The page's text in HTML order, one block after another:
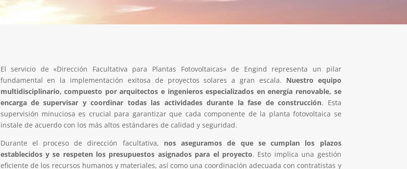
El servicio de «Dirección Facultativa para Plantas Fotovoltaicas» de Engind representa un pilar
fundamental en la implementación exitosa de proyectos solares a gran escala. Nuestro equipo
multidisciplinario, compuesto por arquitectos e ingenieros especializados en energía renovable, se
encarga de supervisar y coordinar todas las actividades durante la fase de construcción. Esta
supervisión minuciosa es crucial para garantizar que cada componente de la planta fotovoltaica se
instale de acuerdo con los más altos estándares de calidad y seguridad.
Durante el proceso de dirección facultativa, nos aseguramos de que se cumplan los plazos
establecidos y se respeten los presupuestos asignados para el proyecto. Esto implica una gestión
eficiente de los recursos humanos y materiales, así como una coordinación adecuada con contratistas y